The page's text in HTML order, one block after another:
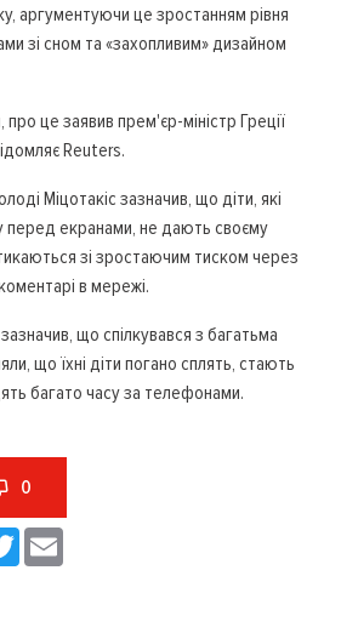
аргументуючи це зростанням рівня
зі сном та «захопливим» дизайном
це заявив прем'єр-міністр Греції
Reuters.
Міцотакіс зазначив, що діти, які
перед екранами, не дають своєму
зі зростаючим тиском через
в мережі.
що спілкувався з багатьма
що їхні діти погано сплять, стають
багато часу за телефонами.
0
Twitter